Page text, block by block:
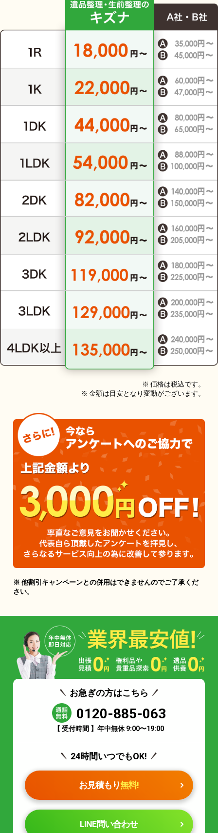
※ 価格は税込です。
※ 金額は目安となり変動がございます。
※ 他割引キャンペーンとの併用はできませんのでご了承くだ
さい。
お急ぎの方はこちら
0120-885-063
【 受付時間 】年中無休 9:00〜19:00
24時間いつでもOK!
お見積もり無料!
LINE問い合わせ